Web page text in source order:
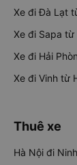
Xe đi Đà Lạt
Xe đi Sapa từ
Xe đi Hải
Xe đi Vinh từ
Thuê xe
Hà Nội đi